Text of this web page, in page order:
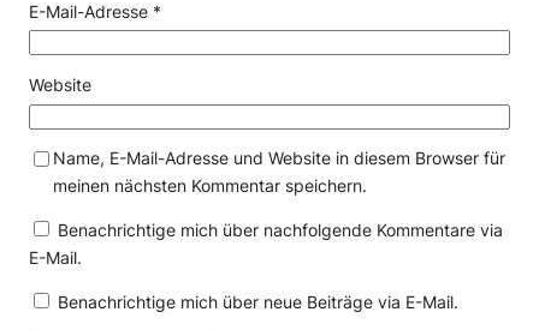
E-Mail-Adresse *
Website
Name, E-Mail-Adresse und Website in diesem Browser für
meinen nächsten Kommentar speichern.
Benachrichtige mich über nachfolgende Kommentare via
E-Mail.
Benachrichtige mich über neue Beiträge via E-Mail.